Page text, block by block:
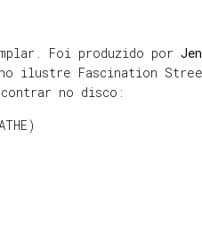
Foi produzido por
ilustre Fascination
no disco: